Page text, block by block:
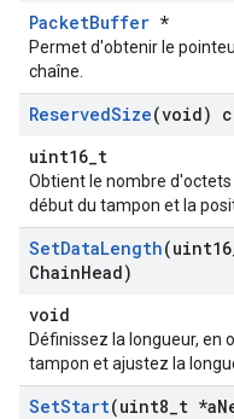
PacketBuffer *
Permet d'obtenir le
chaîne.
ReservedSize(void)
uint16_t
Obtient le nombre
début du tampon et la
SetDataLength(uint16
ChainHead)
void
Définissez la longueur, en
tampon et ajustez la
SetStart(uint8 t *a